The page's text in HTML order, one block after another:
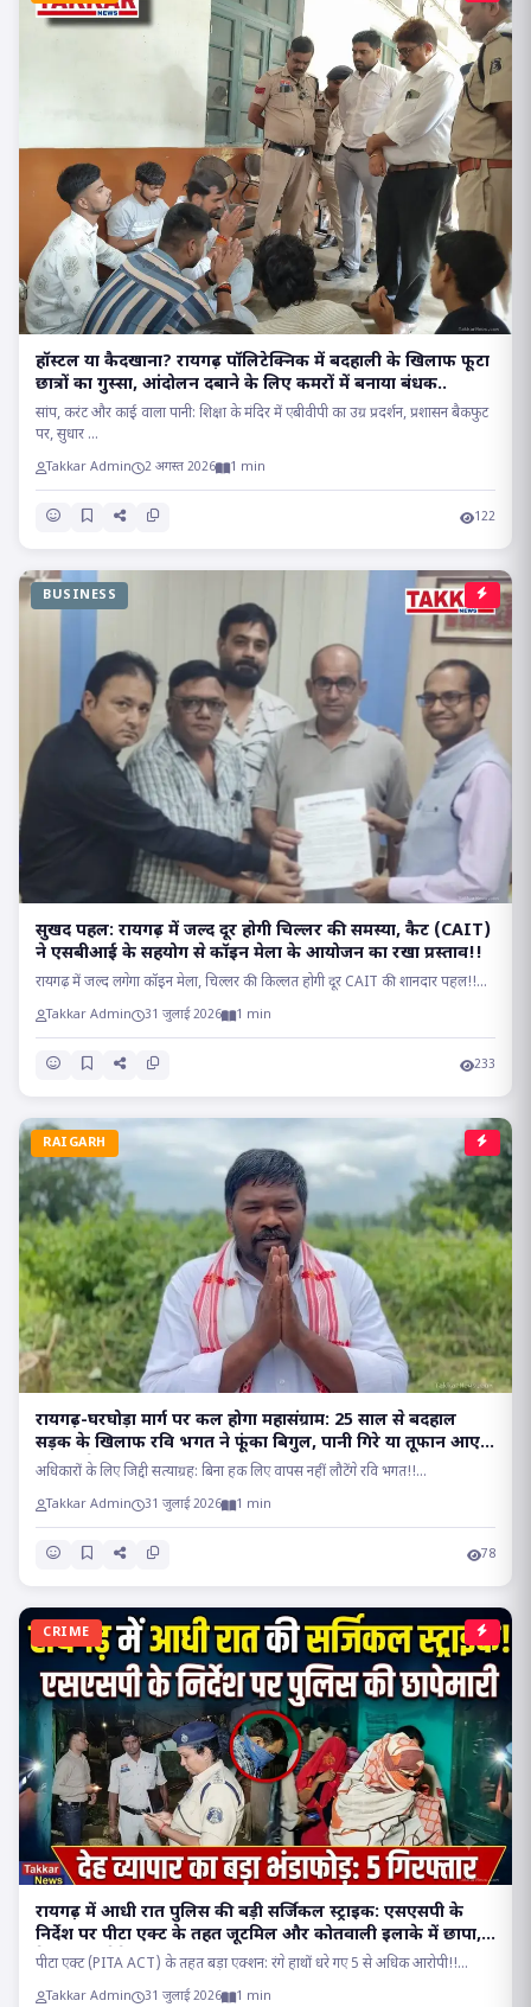
हॉस्टल या कैदखाना? रायगढ़ पॉलिटेक्निक में बदहाली के खिलाफ फूटा
छात्रों का गुस्सा, आंदोलन दबाने के लिए कमरों में बनाया बंधक..
सांप, करंट और काई वाला पानी: शिक्षा के मंदिर में एबीवीपी का उग्र प्रदर्शन, प्रशासन बैकफुट
पर, सुधार ...
Takkar Admin 2 अगस्त 2026 1 min
122
BUSINESS
सुखद पहल: रायगढ़ में जल्द दूर होगी चिल्लर की समस्या, कैट (CAIT)
ने एसबीआई के सहयोग से कॉइन मेला के आयोजन का रखा प्रस्ताव!!
रायगढ़ में जल्द लगेगा कॉइन मेला, चिल्लर की किल्लत होगी दूर CAIT की शानदार पहल!!...
Takkar Admin 31 जुलाई 2026 1 min
233
RAIGARH
रायगढ़-घरघोड़ा मार्ग पर कल होगा महासंग्राम: 25 साल से बदहाल
सड़क के खिलाफ रवि भगत ने फूंका बिगुल, पानी गिरे या तूफान आए,
होकर रहेगा चक्काजाम..
अधिकारों के लिए जिद्दी सत्याग्रह: बिना हक लिए वापस नहीं लौटेंगे रवि भगत!!...
Takkar Admin 31 जुलाई 2026 1 min
78
CRIME
रायगढ़ में आधी रात पुलिस की बड़ी सर्जिकल स्ट्राइक: एसएसपी के
निर्देश पर पीटा एक्ट के तहत जूटमिल और कोतवाली इलाके में छापा,
देह व्यापार रैकेट का भंडाफोड़!!
पीटा एक्ट (PITA ACT) के तहत बड़ा एक्शन: रंगे हाथों धरे गए 5 से अधिक आरोपी!!...
Takkar Admin 31 जुलाई 2026 1 min